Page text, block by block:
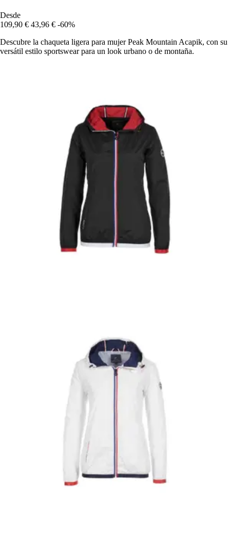
Desde
109,90 € 43,96 € -60%
Descubre la chaqueta ligera para mujer Peak Mountain Acapik, con su
versátil estilo sportswear para un look urbano o de montaña.